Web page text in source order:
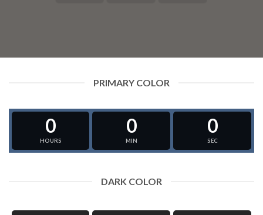
PRIMARY COLOR
0
HOURS
0
MIN
0
SEC
DARK COLOR